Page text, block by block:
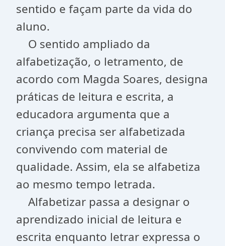
sentido e façam parte da vida do
aluno.
O sentido ampliado da
alfabetização, o letramento, de
acordo com Magda Soares, designa
práticas de leitura e escrita, a
educadora argumenta que a
criança precisa ser alfabetizada
convivendo com material de
qualidade. Assim, ela se alfabetiza
ao mesmo tempo letrada.
Alfabetizar passa a designar o
aprendizado inicial de leitura e
escrita enquanto letrar expressa o